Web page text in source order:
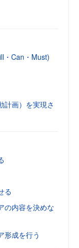
・Can・Must)
画）を実現さ
る
の内容を決めな
形成を行う